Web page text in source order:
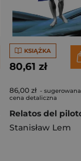
KSIĄŻKA
80,61 zł
86,00 zł - sugerowana
cena detaliczna
Stanisław Lem